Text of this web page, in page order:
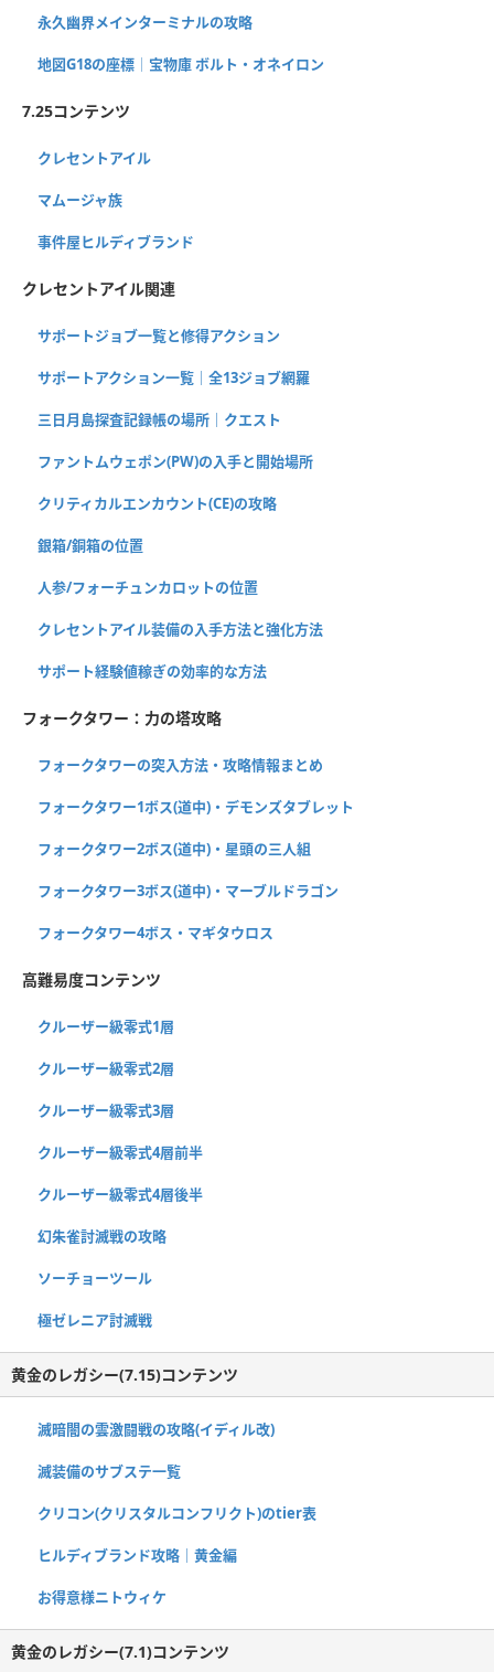
永久幽界メインターミナルの攻略
地図G18の座標│宝物庫 ボルト・オネイロン
7.25コンテンツ
クレセントアイル
マムージャ族
事件屋ヒルディブランド
クレセントアイル関連
サポートジョブ一覧と修得アクション
サポートアクション一覧｜全13ジョブ網羅
三日月島探査記録帳の場所｜クエスト
ファントムウェポン(PW)の入手と開始場所
クリティカルエンカウント(CE)の攻略
銀箱/銅箱の位置
人参/フォーチュンカロットの位置
クレセントアイル装備の入手方法と強化方法
サポート経験値稼ぎの効率的な方法
フォークタワー：力の塔攻略
フォークタワーの突入方法・攻略情報まとめ
フォークタワー1ボス(道中)・デモンズタブレット
フォークタワー2ボス(道中)・星頭の三人組
フォークタワー3ボス(道中)・マーブルドラゴン
フォークタワー4ボス・マギタウロス
高難易度コンテンツ
クルーザー級零式1層
クルーザー級零式2層
クルーザー級零式3層
クルーザー級零式4層前半
クルーザー級零式4層後半
幻朱雀討滅戦の攻略
ソーチョーツール
極ゼレニア討滅戦
黄金のレガシー(7.15)コンテンツ
滅暗闇の雲激闘戦の攻略(イディル改)
滅装備のサブステ一覧
クリコン(クリスタルコンフリクト)のtier表
ヒルディブランド攻略｜黄金編
お得意様ニトウィケ
黄金のレガシー(7.1)コンテンツ